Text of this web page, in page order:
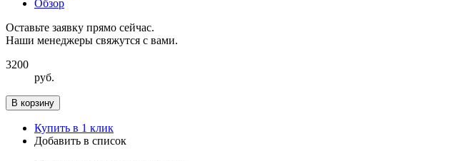
Обзор
Оставьте заявку прямо сейчас.
Наши менеджеры свяжутся с вами.
3200
руб.
В корзину
Купить в 1 клик
Добавить в список